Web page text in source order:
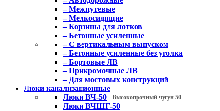
– Межпутевые
– Мелкосидящие
– Корзины для лотков
– Бетонные усиленные
– С вертикальным выпуском
– Бетонные усиленные без уголка
– Бортовые ЛВ
– Прикромочные ЛВ
– Для мостовых конструкций
Люки канализационные
Люки ВЧ-50
Высокопрочный чугун 50
Люки ВЧШГ-50